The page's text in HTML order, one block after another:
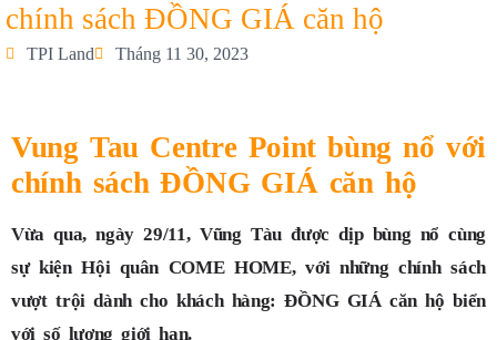
chính sách ĐỒNG GIÁ căn hộ
TPI Land Tháng 11 30, 2023
Vung Tau Centre Point bùng nổ với
chính sách ĐỒNG GIÁ căn hộ
Vừa qua, ngày 29/11, Vũng Tàu được dịp bùng nổ cùng
sự kiện Hội quân COME HOME, với những chính sách
vượt trội dành cho khách hàng: ĐỒNG GIÁ căn hộ biển
với số lượng giới hạn.